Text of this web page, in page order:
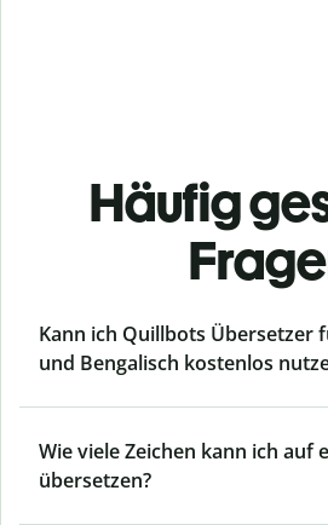
Häufig
Kann ich Quillbots Übersetzer
und Bengalisch kostenlos
Wie viele Zeichen kann ich auf
übersetzen?